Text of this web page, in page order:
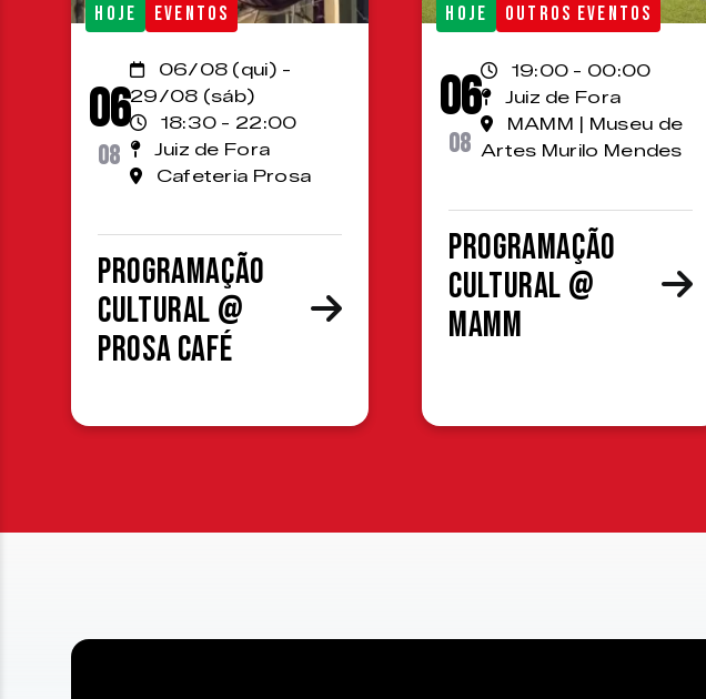
HOJE EVENTOS
06
08
06/08 (qui) -
29/08 (sáb)
18:30 - 22:00
Juiz de Fora
Cafeteria Prosa
Programação
cultural @
Prosa Café
HOJE OUTROS EVENTOS
06
08
19:00 - 00:00
Juiz de Fora
MAMM | Museu de
Artes Murilo Mendes
Programação
cultural @
MAMM